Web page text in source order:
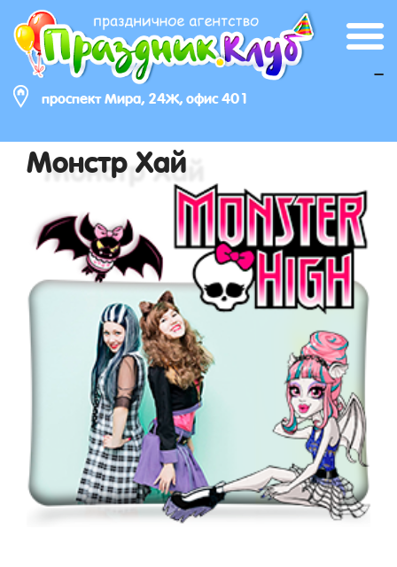
проспект Мира, 24Ж, офис 401
_
Монстр Хай